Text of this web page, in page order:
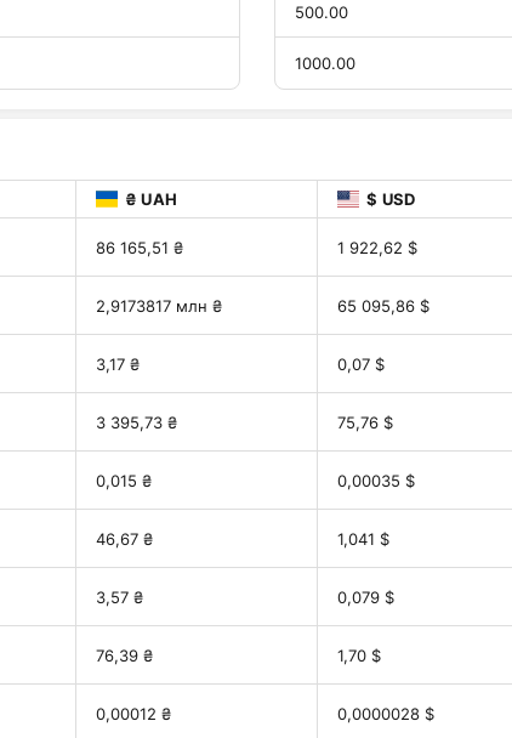
500.00
1000.00
₴ UAH $ USD
86 165,51 ₴ 1 922,62 $
2,9173817 млн ₴ 65 095,86 $
3,17 ₴ 0,07 $
3 395,73 ₴ 75,76 $
0,015 ₴ 0,00035 $
46,67 ₴ 1,041 $
3,57 ₴ 0,079 $
76,39 ₴ 1,70 $
0,00012 ₴ 0,0000028 $